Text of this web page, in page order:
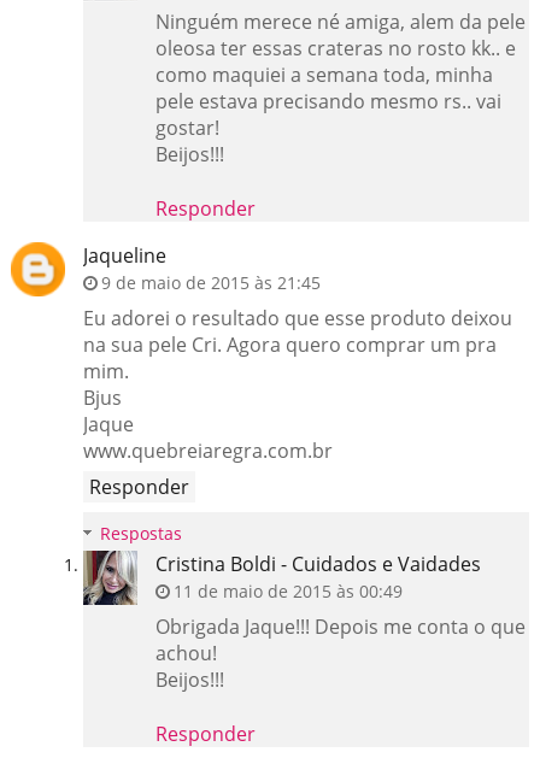
Ninguém merece né amiga, alem da pele
oleosa ter essas crateras no rosto kk.. e
como maquiei a semana toda, minha
pele estava precisando mesmo rs.. vai
gostar!
Beijos!!!
Responder
Jaqueline
9 de maio de 2015 às 21:45
Eu adorei o resultado que esse produto deixou
na sua pele Cri. Agora quero comprar um pra
mim.
Bjus
Jaque
www.quebreiaregra.com.br
Responder
Respostas
Cristina Boldi - Cuidados e Vaidades
11 de maio de 2015 às 00:49
Obrigada Jaque!!! Depois me conta o que
achou!
Beijos!!!
Responder